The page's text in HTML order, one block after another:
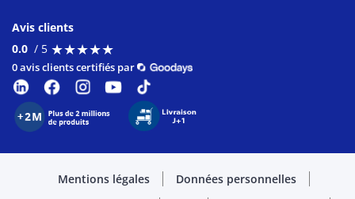
Avis clients
0.0 / 5 ★★★★★
★★★★★
0 avis clients certifiés par
Mentions légales
Données personnelles